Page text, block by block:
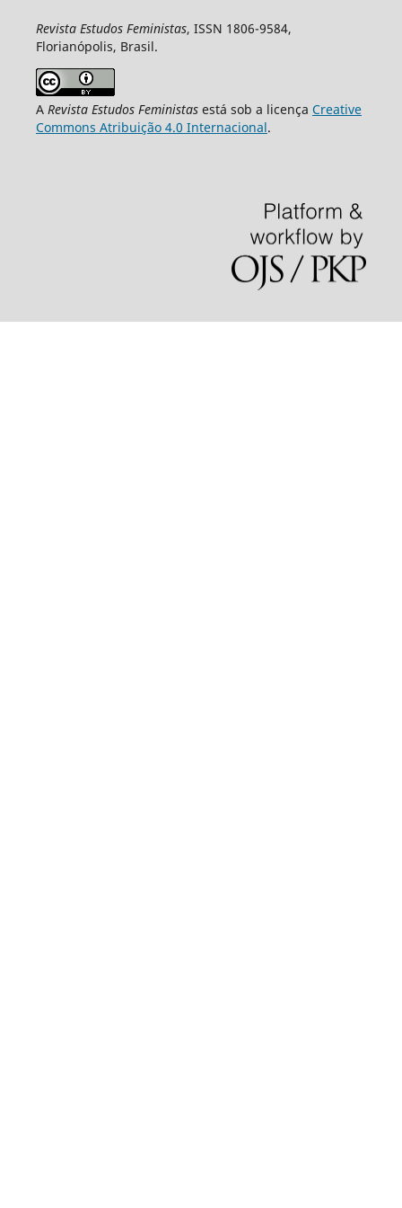
Revista Estudos Feministas, ISSN 1806-9584,
Florianópolis, Brasil.
A Revista Estudos Feministasestá sob a licença Creative
Commons Atribuição 4.0 Internacional.